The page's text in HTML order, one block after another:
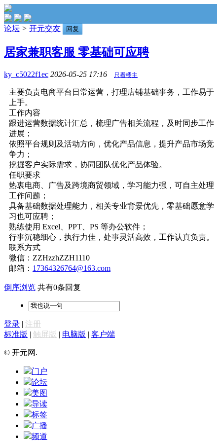
论坛 > 开元交友 回复
居家兼职客服 零基础可应聘
ky_c5022f1ec 2026-05-25 17:16 只看楼主
主要负责电商平台日常运营，打理店铺基础事务，工作易于
上手。
工作内容
跟进运营数据统计汇总，梳理广告相关流程，及时同步工作
进展；
依照平台规则及活动方向，优化产品信息，提升产品市场竞
争力；
挖掘客户实际需求，协同团队优化产品体验。
任职要求
热衷电商、广告及跨境商贸领域，学习能力强，可自主处理
工作问题；
具备基础数据处理能力，相关专业背景优先，零基础愿意学
习也可应聘；
熟练使用 Excel、PPT、PS 等办公软件；
行事沉稳细心，执行力佳，处事灵活高效，工作认真负责。
联系方式
微信：ZZHzzhZZH1110
邮箱： 17364326764@163.com
倒序浏览 共有0条回复
登录 | 注册
标准版 | 触屏版 | 电脑版 | 客户端
© 开元网.
门户
论坛
美图
导读
标签
广播
频道